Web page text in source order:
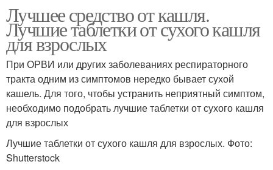
Лучшее средство от кашля.
Лучшие таблетки от сухого кашля
для взрослых
При ОРВИ или других заболеваниях респираторного
тракта одним из симптомов нередко бывает сухой
кашель. Для того, чтобы устранить неприятный симптом,
необходимо подобрать лучшие таблетки от сухого кашля
для взрослых
Лучшие таблетки от сухого кашля для взрослых. Фото:
Shutterstock